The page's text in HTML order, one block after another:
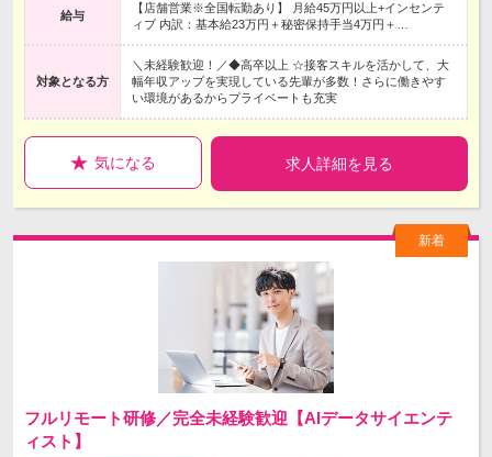
給与
【店舗営業※全国転勤あり】 月給45万円以上+インセンテ
ィブ 内訳：基本給23万円＋秘密保持手当4万円＋…
対象となる方
＼未経験歓迎！／◆高卒以上 ☆接客スキルを活かして、大
幅年収アップを実現している先輩が多数！さらに働きやす
い環境があるからプライベートも充実
気になる 求人詳細を見る
フルリモート研修／完全未経験歓迎【AIデータサイエンテ
ィスト】